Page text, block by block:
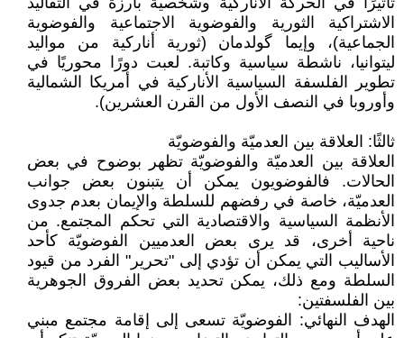
الاشتراكية الثورية والفوضوية الاجتماعية والفوضوية
الجماعية)، وإيما گولدمان (ثورية أناركية من مواليد
ليتوانيا، ناشطة سياسية وكاتبة. لعبت دورًا محوريًا في
تطوير الفلسفة السياسية الأناركية في أمريكا الشمالية
وأوروبا في النصف الأول من القرن العشرين).
ثالثًا: العلاقة بين العدميّة والفوضويّة
العلاقة بين العدميّة والفوضويّة تظهر بوضوح في بعض
الحالات. فالفوضويون يمكن أن يتبنون بعض جوانب
العدميّة، خاصة في رفضهم للسلطة والإيمان بعدم جدوى
الأنظمة السياسية والاقتصادية التي تحكم المجتمع. من
ناحية أخرى، قد يرى بعض العدميين الفوضويّة كأحد
الأساليب التي يمكن أن تؤدي إلى "تحرير" الفرد من قيود
السلطة ومع ذلك، يمكن تحديد بعض الفروق الجوهرية
بين الفلسفتين:
الهدف النهائي: الفوضويّة تسعى إلى إقامة مجتمع مبني